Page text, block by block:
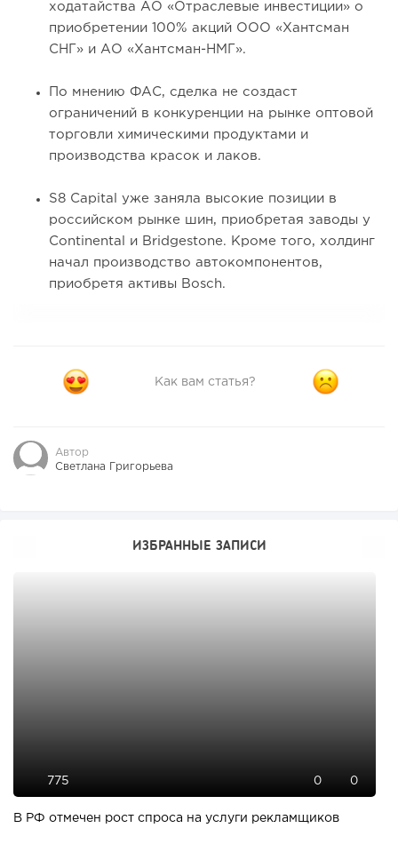
ходатайства АО «Отраслевые инвестиции» о
приобретении 100% акций ООО «Хантсман
СНГ» и АО «Хантсман-НМГ».
По мнению ФАС, сделка не создаст
ограничений в конкуренции на рынке оптовой
торговли химическими продуктами и
производства красок и лаков.
S8 Capital уже заняла высокие позиции в
российском рынке шин, приобретая заводы у
Continental и Bridgestone. Кроме того, холдинг
начал производство автокомпонентов,
приобретя активы Bosch.
Как вам статья?
Автор
Светлана Григорьева
ИЗБРАННЫЕ ЗАПИСИ
775 0 0
В РФ отмечен рост спроса на услуги рекламщиков